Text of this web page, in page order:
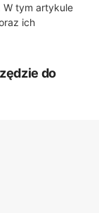
W tym artykule
ich
do